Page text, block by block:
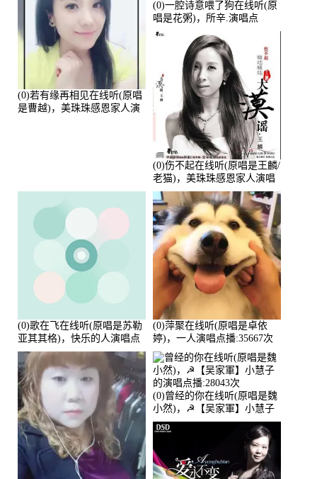
(0)若有缘再相见在线听(原唱
是曹越)，美珠珠感恩家人演
(0)一腔诗意喂了狗在线听(原
唱是花粥)，所辛.演唱点
播:80720次
(0)伤不起在线听(原唱是王麟/
老猫)，美珠珠感恩家人演唱
点播:80218次
(0)歌在飞在线听(原唱是苏勒
亚其其格)，快乐的人演唱点
播:36次
(0)萍聚在线听(原唱是卓依
婷)，一人演唱点播:35667次
(0)曾经的你在线听(原唱是魏
小然)，☭【吴家軍】小慧子
的演唱点播:28043次